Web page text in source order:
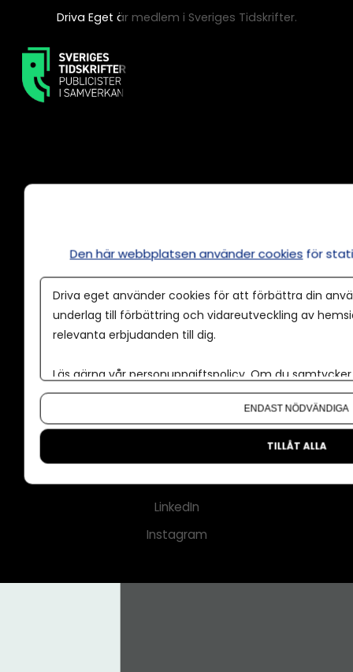
Driva Eget är medlem i Sveriges Tidskrifter.
Våra användarvillkor
Annonspolicy
Tillgänglighet
Kontakt
Om oss
Nyhetsbrev
LinkedIn
Instagram
Den här webbplatsen använder cookies för
Driva eget använder cookies för att förbättra din
underlag till förbättring och vidareutveckling av
relevanta erbjudanden till dig.
Läs gärna vår personuppgiftspolicy. Om du
Om du vill ändra ditt val i efterhand hittar du den
ENDAST NÖDVÄNDIGA
TILLÅT ALLA